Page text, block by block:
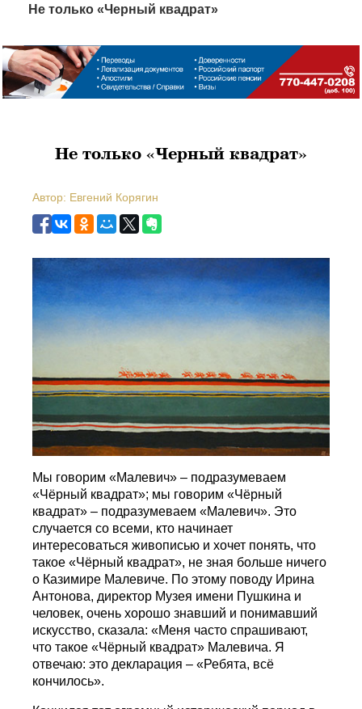
Не только «Черный квадрат»
Не только «Черный квадрат»
Автор: Евгений Корягин
Мы говорим «Малевич» – подразумеваем
«Чёрный квадрат»; мы говорим «Чёрный
квадрат» – подразумеваем «Малевич». Это
случается со всеми, кто начинает
интересоваться живописью и хочет понять, что
такое «Чёрный квадрат», не зная больше ничего
о Казимире Малевиче. По этому поводу Ирина
Антонова, директор Музея имени Пушкина и
человек, очень хорошо знавший и понимавший
искусство, сказала: «Меня часто спрашивают,
что такое «Чёрный квадрат» Малевича. Я
отвечаю: это декларация – «Ребята, всё
кончилось».